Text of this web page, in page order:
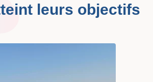
leurs objectifs